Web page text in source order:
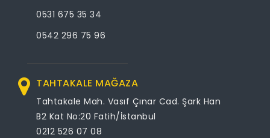
0531 675 35 34
0542 296 75 96
TAHTAKALE MAĞAZA
Tahtakale Mah. Vasıf Çınar Cad. Şark Han
B2 Kat No:20 Fatih/İstanbul
0212 526 07 08